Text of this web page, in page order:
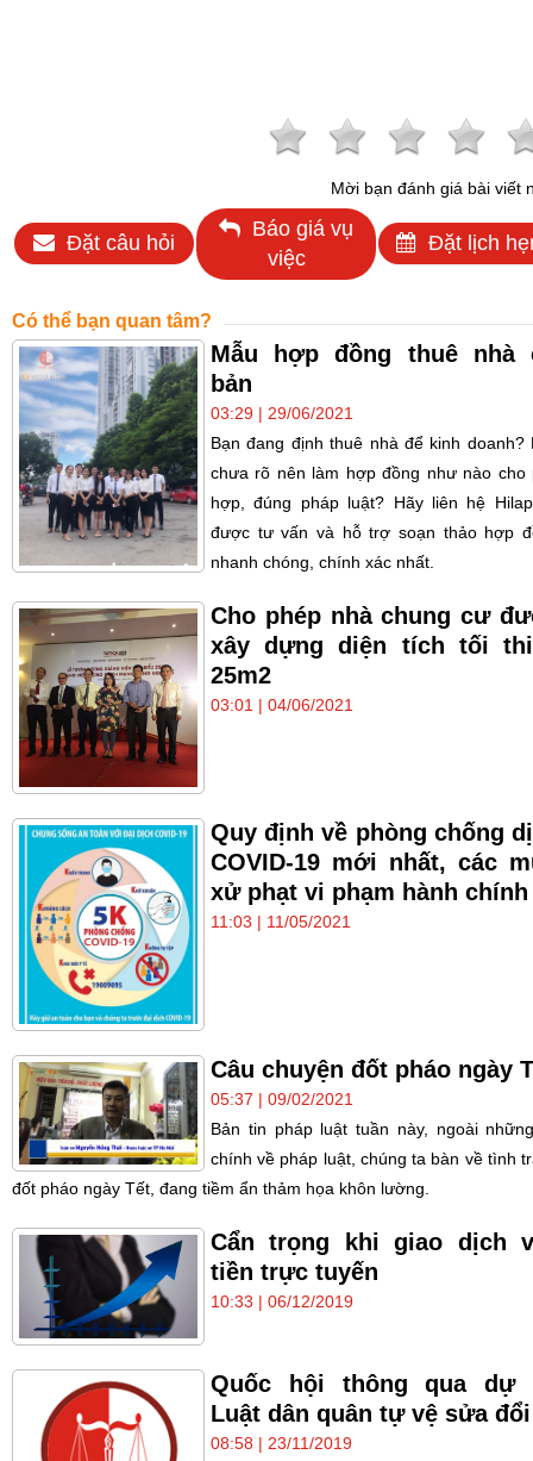
Mời bạn đánh giá bài viết
Đặt câu hỏi
Báo giá vụ
việc
Đặt lịch
Có thể bạn quan tâm?
Mẫu hợp đồng thuê nhà
bản
03:29 | 29/06/2021
Bạn đang định thuê nhà để kinh doanh?
chưa rõ nên làm hợp đồng như nào cho
hợp, đúng pháp luật? Hãy liên hệ
được tư vấn và hỗ trợ soạn thảo hợp
nhanh chóng, chính xác nhất.
Cho phép nhà chung cư
xây dựng diện tích tối
25m2
03:01 | 04/06/2021
Quy định về phòng chống
COVID-19 mới nhất, các
xử phạt vi phạm hành chính
11:03 | 11/05/2021
Câu chuyện đốt pháo ngày
05:37 | 09/02/2021
Bản tin pháp luật tuần này, ngoài
chính về pháp luật, chúng ta bàn về tình
đốt pháo ngày Tết, đang tiềm ẩn thảm họa khôn lường.
Cẩn trọng khi giao dịch
tiền trực tuyến
10:33 | 06/12/2019
Quốc hội thông qua dự
Luật dân quân tự vệ sửa đổi
08:58 | 23/11/2019